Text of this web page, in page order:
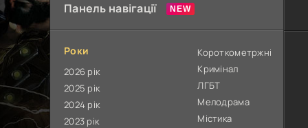
Панель навігації
Роки
2026 рік
2025 рік
2024 рік
2023 рік
Короткометржні
Кримінал
ЛГБТ
Мелодрама
Містика